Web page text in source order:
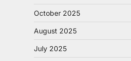
October 2025
August 2025
July 2025